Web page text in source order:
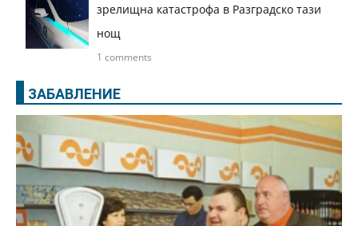
зрелищна катастрофа в Разградско тази
нощ
1 comments
ЗАБАВЛЕНИЕ